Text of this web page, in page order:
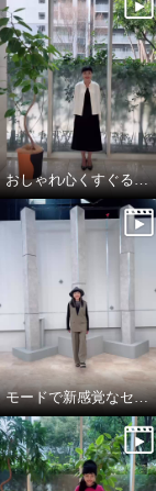
おしゃれ心くすぐるオケージョンスタイル
モードで新感覚なセットアップスタイル